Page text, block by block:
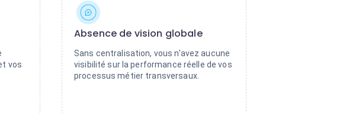
vos
Absence de vision globale
Sans centralisation, vous n'avez aucune
visibilité sur la performance réelle de vos
processus métier transversaux.